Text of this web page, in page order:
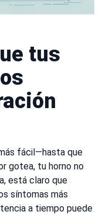
tus
fácil—hasta que
gotea, tu horno no
está claro que
síntomas más
a tiempo puede